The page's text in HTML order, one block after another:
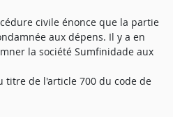
civile énonce que la partie
aux dépens. Il y a en
la société Sumfinidade aux
titre de l'article 700 du code de